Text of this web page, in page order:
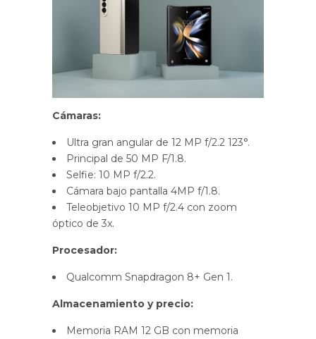
Cámaras:
Ultra gran angular de 12 MP f/2.2 123°.
Principal de 50 MP F/1.8.
Selfie: 10 MP f/2.2.
Cámara bajo pantalla 4MP f/1.8.
Teleobjetivo 10 MP f/2.4 con zoom
óptico de 3x.
Procesador:
Qualcomm Snapdragon 8+ Gen 1.
Almacenamiento y precio:
Memoria RAM 12 GB con memoria